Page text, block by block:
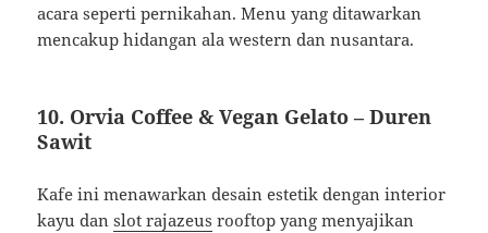
acara seperti pernikahan. Menu yang ditawarkan
mencakup hidangan ala western dan nusantara.
10. Orvia Coffee & Vegan Gelato – Duren
Sawit
Kafe ini menawarkan desain estetik dengan interior
kayu danslot rajazeus rooftop yang menyajikan